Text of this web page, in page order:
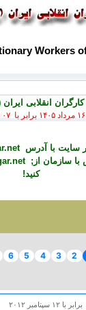
Workers
انقلابی
سايت با آدرس
با سازمان از;
کنید!
2
3
4
5
6